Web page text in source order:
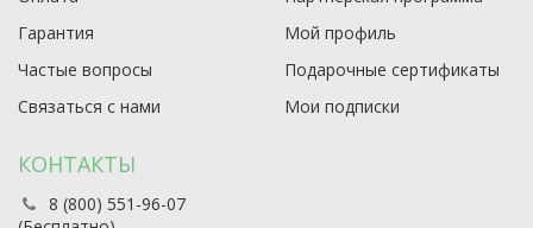
Гарантия
Частые вопросы
Связаться с нами
Мой профиль
Подарочные сертификаты
Мои подписки
КОНТАКТЫ
8 (800) 551-96-07